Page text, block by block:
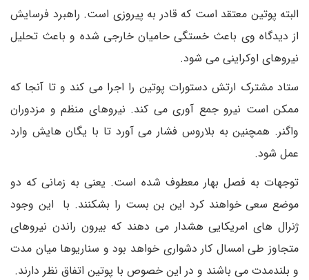
البته پوتین معتقد است که قادر به پیروزی است. راهبرد فرسایش
از دیدگاه وی باعث خستگی حامیان خارجی شده و باعث تحلیل
نیروهای اوکراینی می شود.
ستاد مشترک ارتش دستورات پوتین را اجرا می کند و تا آنجا که
ممکن است نیرو جمع آوری می کند. نیروهای منظم و مزدوران
واگنر. همچنین به بلاروس فشار می آورد تا با یگان هایش وارد
عمل شود.
توجهات به فصل بهار معطوف شده است. یعنی به زمانی که دو
موضع سعی خواهند کرد این بن بست را بشکنند. با این وجود
ژنرال های امریکایی هشدار می دهند که بیرون راندن نیروهای
متجاوز طی امسال کار دشواری خواهد بود و سناریوها میان مدت
و بلندمدت می باشند و در این خصوص با پوتین اتفاق نظر دارند.